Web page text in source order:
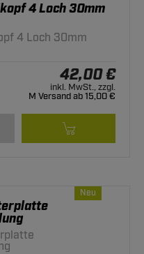
4 Loch 30mm
4 Loch 30mm
42,00 €
inkl. MwSt., zzgl.
M Versand ab 15,00 €
Neu